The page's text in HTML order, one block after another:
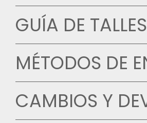
GUÍA DE TALLES
MÉTODOS DE
CAMBIOS Y